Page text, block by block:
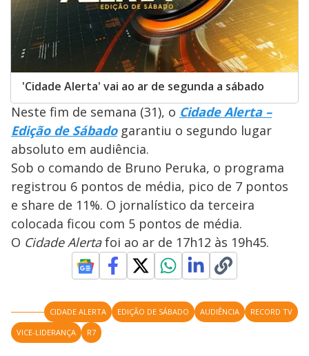
'Cidade Alerta' vai ao ar de segunda a sábado
Neste fim de semana (31), o Cidade Alerta –
Edição de Sábadogarantiu o segundo lugar
absoluto em audiência.
Sob o comando de Bruno Peruka, o programa
registrou 6 pontos de média, pico de 7 pontos
e share de 11%. O jornalístico da terceira
colocada ficou com 5 pontos de média.
O Cidade Alertafoi ao ar de 17h12 às 19h45.
CIDADE ALERTA EDIÇÃO DE SÁBADO AUDIÊNCIA
RECORD TV
VICE-LIDERANÇA
R7